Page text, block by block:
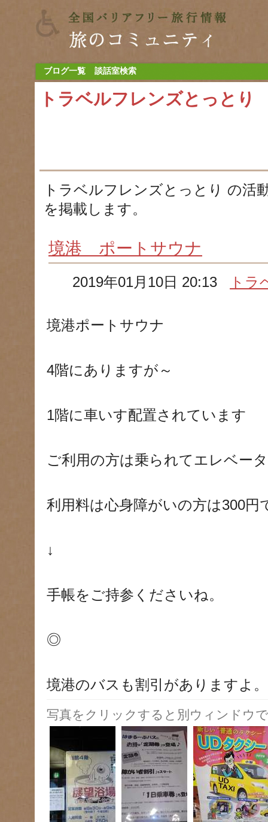
ブログ一覧 談話室検索
トラベルフレンズとっとり
トラベルフレンズとっとり の活
を掲載します。
境港 ポートサウナ
2019年01月10日 20:13 トラ
境港ポートサウナ
4階にありますが～
1階に車いす配置されています
ご利用の方は乗られてエレベ
利用料は心身障がいの方は300円
↓
手帳をご持参くださいね。
◎
境港のバスも割引がありますよ。
写真をクリックすると別ウィンドウ